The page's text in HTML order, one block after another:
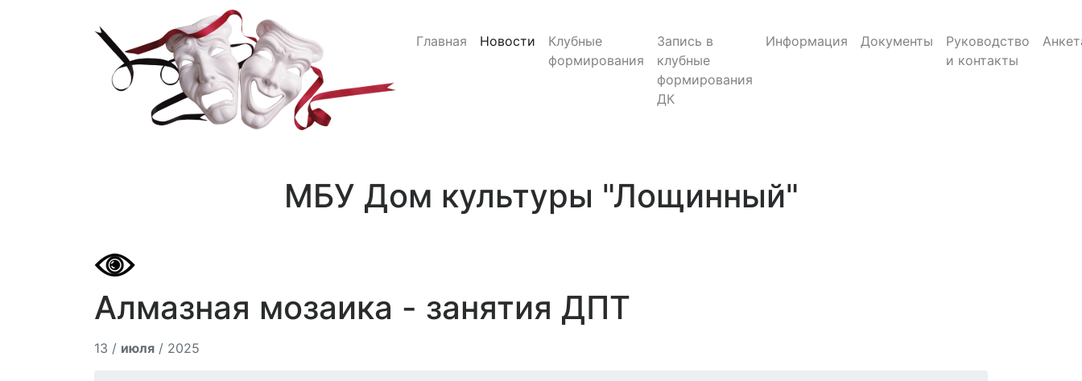
Главная Новости
Клубные
формирования
Запись в
клубные
формирования
ДК
Информация Документы
Руководство
и контакты
МБУ Дом культуры "Лощинный"
Алмазная мозаика - занятия ДПТ
13 / июля / 2025